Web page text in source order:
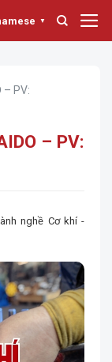
▼
– PV:
– PV:
nghề Cơ khí -